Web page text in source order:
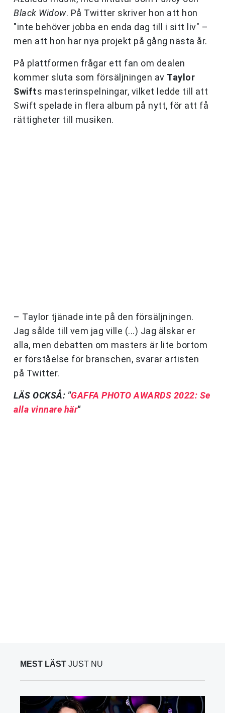
Black Widow. På Twitter skriver hon att hon
"inte behöver jobba en enda dag till i sitt liv" –
men att hon har nya projekt på gång nästa år.
På plattformen frågar ett fan om dealen
kommer sluta som försäljningen av Taylor
Swifts masterinspelningar, vilket ledde till att
Swift spelade in flera album på nytt, för att få
rättigheter till musiken.
– Taylor tjänade inte på den försäljningen.
Jag sålde till vem jag ville (...) Jag älskar er
alla, men debatten om masters är lite bortom
er förståelse för branschen, svarar artisten
på Twitter.
LÄS OCKSÅ: "GAFFA PHOTO AWARDS 2022: Se
alla vinnare här"
MEST LÄST JUST NU